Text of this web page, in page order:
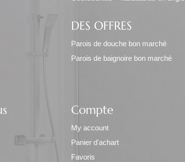
DES OFFRES
Parois de douche bon marché
Parois de baignoire bon marché
Compte
My account
Panier d'achart
Favoris